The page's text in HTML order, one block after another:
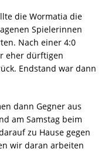
die Wormatia die
Spielerinnen
Nach einer 4:0
eher dürftigen
Endstand war dann
dann Gegner aus
am Samstag beim
zu Hause gegen
wir daran arbeiten